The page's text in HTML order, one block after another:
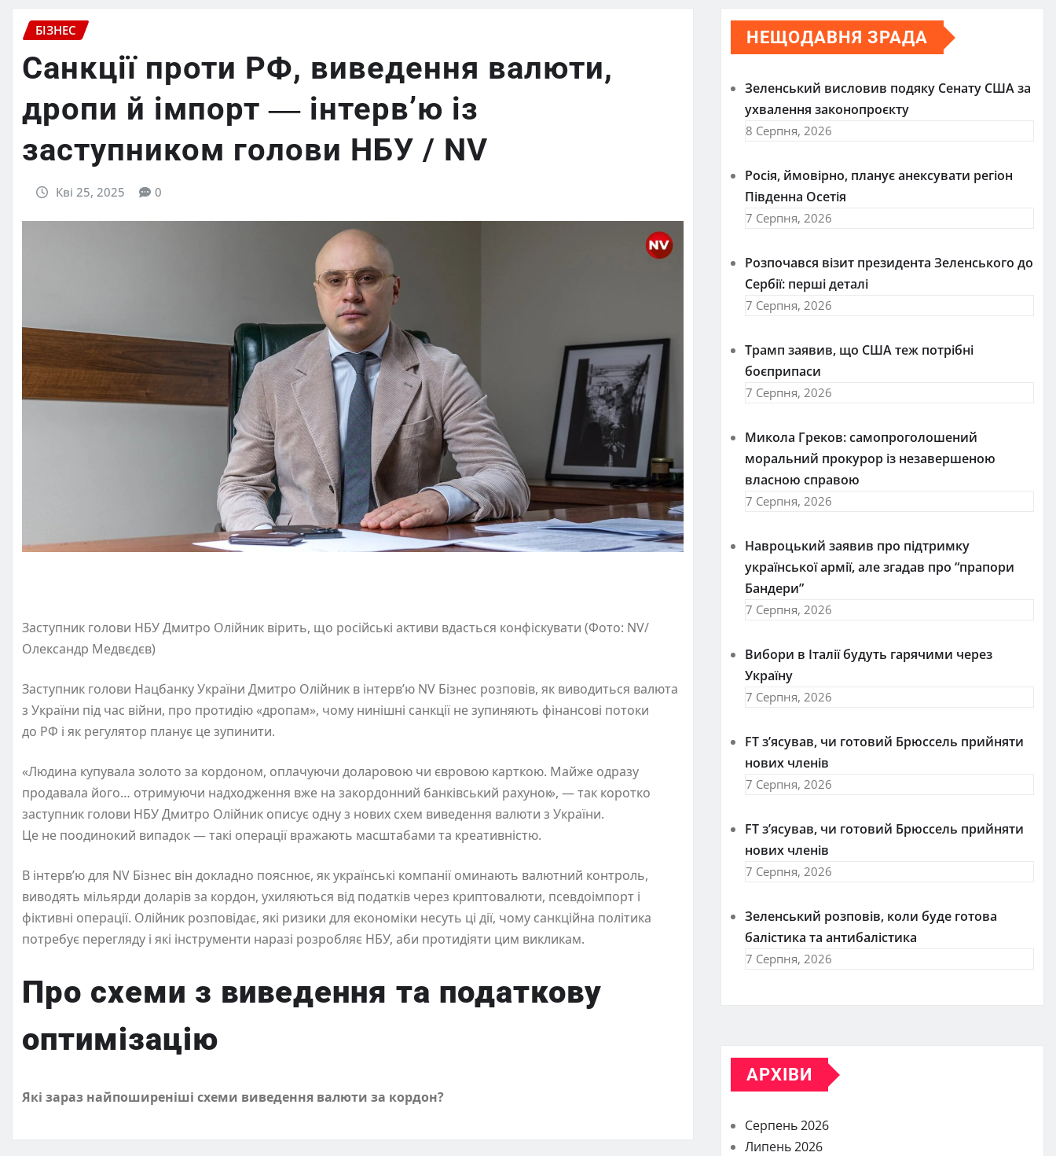
БІЗНЕС
Санкції проти РФ, виведення валюти,
дропи й імпорт ― інтерв’ю із
заступником голови НБУ / NV
Кві 25, 2025 0
Заступник голови НБУ Дмитро Олійник вірить, що російські активи вдасться конфіскувати (Фото: NV/
Олександр Медвєдєв)
Заступник голови Нацбанку України Дмитро Олійник в інтерв’ю NV Бізнес розповів, як виводиться валюта
з України під час війни, про протидію «дропам», чому нинішні санкції не зупиняють фінансові потоки
до РФ і як регулятор планує це зупинити.
«Людина купувала золото за кордоном, оплачуючи доларовою чи євровою карткою. Майже одразу
продавала його… отримуючи надходження вже на закордонний банківський рахунок
», — так коротко
заступник голови НБУ Дмитро Олійник описує одну з нових схем виведення валюти з України.
Це не поодинокий випадок — такі операції вражають масштабами та креативністю.
В інтерв’ю для NV Бізнес він докладно пояснює, як українські компанії оминають валютний контроль,
виводять мільярди доларів за кордон, ухиляються від податків через криптовалюти, псевдоімпорт і
фіктивні операції. Олійник розповідає, які ризики для економіки несуть ці дії, чому санкційна політика
потребує перегляду і які інструменти наразі розробляє НБУ, аби протидіяти цим викликам.
Про схеми з виведення та податкову
оптимізацію
Які зараз найпоширеніші схеми виведення валюти за кордон?
НЕЩОДАВНЯ ЗРАДА
Зеленський висловив подяку Сенату США за
ухвалення законопроєкту
8 Серпня, 2026
Росія, ймовірно, планує анексувати регіон
Південна Осетія
7 Серпня, 2026
Розпочався візит президента Зеленського до
Сербії: перші деталі
7 Серпня, 2026
Трамп заявив, що США теж потрібні
боєприпаси
7 Серпня, 2026
Микола Греков: самопроголошений
моральний прокурор із незавершеною
власною справою
7 Серпня, 2026
Навроцький заявив про підтримку
української армії, але згадав про “прапори
Бандери”
7 Серпня, 2026
Вибори в Італії будуть гарячими через
Україну
7 Серпня, 2026
FT зʼясував, чи готовий Брюссель прийняти
нових членів
7 Серпня, 2026
FT зʼясував, чи готовий Брюссель прийняти
нових членів
7 Серпня, 2026
Зеленський розповів, коли буде готова
балістика та антибалістика
7 Серпня, 2026
АРХІВИ
Серпень 2026
Липень 2026